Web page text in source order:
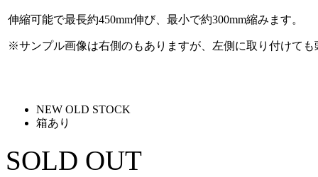
伸縮可能で最長約450mm伸び、最小で約300mm縮みます。
※サンプル画像は右側のもありますが、左側に取り付けて
NEW OLD STOCK
箱あり
SOLD OUT